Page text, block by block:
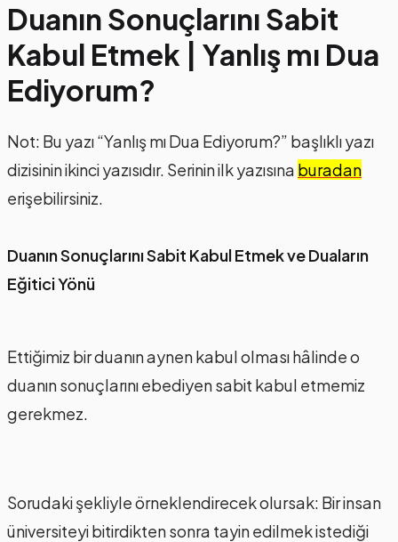
Duanın Sonuçlarını Sabit
Kabul Etmek | Yanlış mı Dua
Ediyorum?
Not: Bu yazı “Yanlış mı Dua Ediyorum?” başlıklı yazı
dizisinin ikinci yazısıdır. Serinin ilk yazısına buradan
erişebilirsiniz.
Duanın Sonuçlarını Sabit Kabul Etmek ve Duaların
Eğitici Yönü
Ettiğimiz bir duanın aynen kabul olması hâlinde o
duanın sonuçlarını ebediyen sabit kabul etmemiz
gerekmez.
Sorudaki şekliyle örneklendirecek olursak: Bir insan
üniversiteyi bitirdikten sonra tayin edilmek istediği